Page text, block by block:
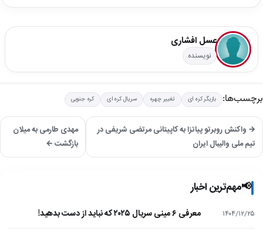
عسل افشاری
نویسنده
برچسب‌ها: بازیگر کره ای تغییر چهره سریال کره ای کره جنوبی
→ واکنش روبرتو پیاتزا به کاپیتانی مرتضی شریفی در
تیم ملی والیبال ایران
مهدی طارمی به میلان
بازگشت ←
📢مهم‌ترین اخبار
۱۴۰۴/۱۲/۲۵ معرفی ۶ مینی سریال ۲۰۲۵ که نباید از دست بدهید!